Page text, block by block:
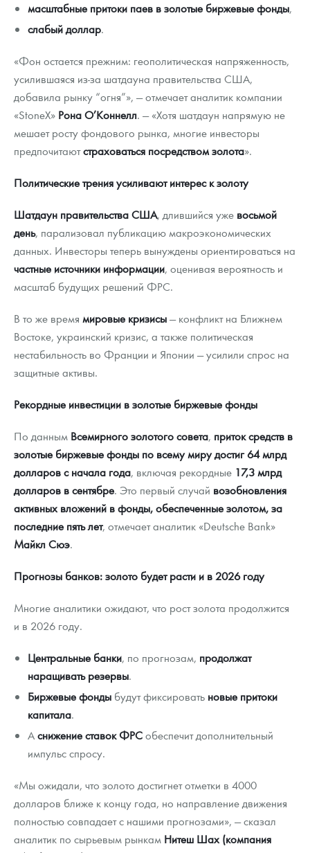
масштабные притоки паев в золотые биржевые фонды,
слабый доллар.
«Фон остается прежним: геополитическая напряженность,
усилившаяся из-за шатдауна правительства США,
добавила рынку “огня”», — отмечает аналитик компании
«StoneX» Рона О’Коннелл. — «Хотя шатдаун напрямую не
мешает росту фондового рынка, многие инвесторы
предпочитаютстраховаться посредством золота».
Политические трения усиливают интерес к золоту
Шатдаун правительства США, длившийся уже восьмой
день, парализовал публикацию макроэкономических
данных. Инвесторы теперь вынуждены ориентироваться на
частные источники информации, оценивая вероятность и
масштаб будущих решений ФРС.
В то же время мировые кризисы— конфликт на Ближнем
Востоке, украинский кризис, а также политическая
нестабильность во Франции и Японии — усилили спрос на
защитные активы.
Рекордные инвестиции в золотые биржевые фонды
По данным Всемирного золотого совета, приток средств в
золотые биржевые фонды по всему миру достиг 64 млрд
долларов с начала года, включая рекордные 17,3 млрд
долларов в сентябре. Это первый случай возобновления
активных вложений в фонды, обеспеченные золотом, за
последние пять лет, отмечает аналитик «Deutsche Bank»
Майкл Сюэ.
Прогнозы банков: золото будет расти и в 2026 году
Многие аналитики ожидают, что рост золота продолжится
и в 2026 году.
Центральные банки, по прогнозам, продолжат
наращивать резервы.
Биржевые фонды будут фиксировать новые притоки
капитала.
Аснижение ставок ФРСобеспечит дополнительный
импульс спросу.
«Мы ожидали, что золото достигнет отметки в 4000
долларов ближе к концу года, но направление движения
полностью совпадает с нашими прогнозами», — сказал
аналитик по сырьевым рынкам Нитеш Шах (компания